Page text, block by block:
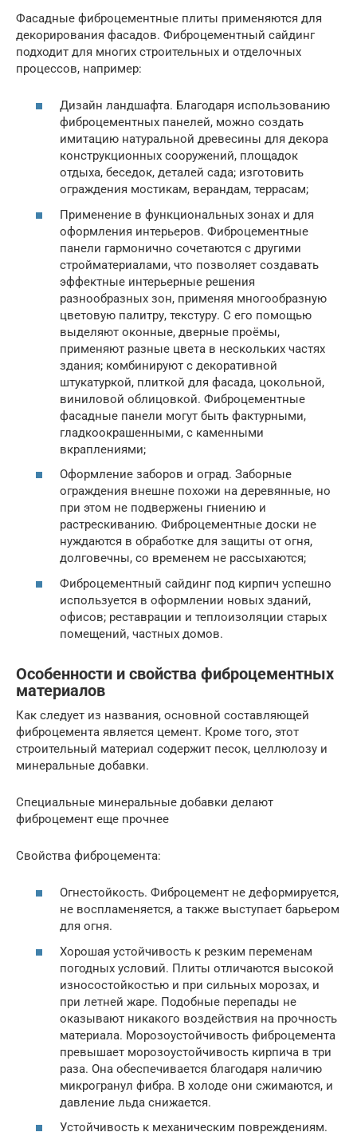
Фасадные фиброцементные плиты применяются для
декорирования фасадов. Фиброцементный сайдинг
подходит для многих строительных и отделочных
процессов, например:
Дизайн ландшафта. Благодаря использованию
фиброцементных панелей, можно создать
имитацию натуральной древесины для декора
конструкционных сооружений, площадок
отдыха, беседок, деталей сада; изготовить
ограждения мостикам, верандам, террасам;
Применение в функциональных зонах и для
оформления интерьеров. Фиброцементные
панели гармонично сочетаются с другими
стройматериалами, что позволяет создавать
эффектные интерьерные решения
разнообразных зон, применяя многообразную
цветовую палитру, текстуру. С его помощью
выделяют оконные, дверные проёмы,
применяют разные цвета в нескольких частях
здания; комбинируют с декоративной
штукатуркой, плиткой для фасада, цокольной,
виниловой облицовкой. Фиброцементные
фасадные панели могут быть фактурными,
гладкоокрашенными, с каменными
вкраплениями;
Оформление заборов и оград. Заборные
ограждения внешне похожи на деревянные, но
при этом не подвержены гниению и
растрескиванию. Фиброцементные доски не
нуждаются в обработке для защиты от огня,
долговечны, со временем не рассыхаются;
Фиброцементный сайдинг под кирпич успешно
используется в оформлении новых зданий,
офисов; реставрации и теплоизоляции старых
помещений, частных домов.
Особенности и свойства фиброцементных
материалов
Как следует из названия, основной составляющей
фиброцемента является цемент. Кроме того, этот
строительный материал содержит песок, целлюлозу и
минеральные добавки.
Специальные минеральные добавки делают
фиброцемент еще прочнее
Свойства фиброцемента:
Огнестойкость. Фиброцемент не деформируется,
не воспламеняется, а также выступает барьером
для огня.
Хорошая устойчивость к резким переменам
погодных условий. Плиты отличаются высокой
износостойкостью и при сильных морозах, и
при летней жаре. Подобные перепады не
оказывают никакого воздействия на прочность
материала. Морозоустойчивость фиброцемента
превышает морозоустойчивость кирпича в три
раза. Она обеспечивается благодаря наличию
микрогранул фибра. В холоде они сжимаются, и
давление льда снижается.
Устойчивость к механическим повреждениям.